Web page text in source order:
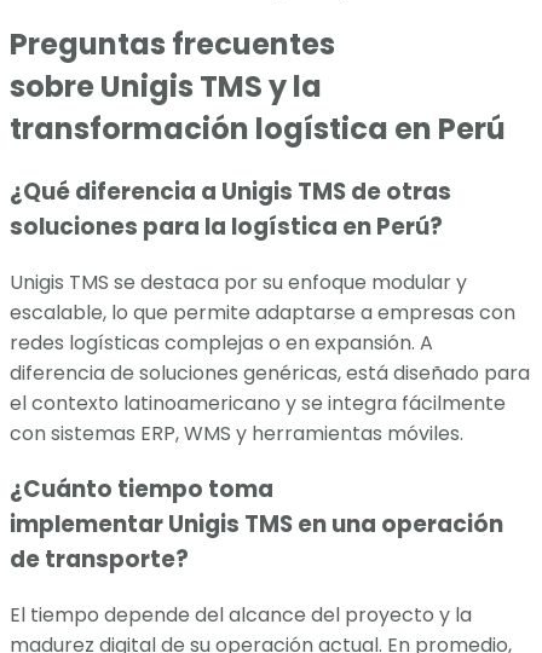
Preguntas frecuentes
sobre Unigis TMS y la
transformación logística en Perú
¿Qué diferencia a Unigis TMS de otras
soluciones para la logística en Perú?
Unigis TMS se destaca por su enfoque modular y
escalable, lo que permite adaptarse a empresas con
redes logísticas complejas o en expansión. A
diferencia de soluciones genéricas, está diseñado para
el contexto latinoamericano y se integra fácilmente
con sistemas ERP, WMS y herramientas móviles.
¿Cuánto tiempo toma
implementar Unigis TMS en una operación
de transporte?
El tiempo depende del alcance del proyecto y la
madurez digital de su operación actual. En promedio,